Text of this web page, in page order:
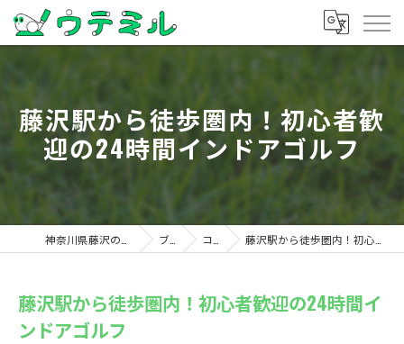
藤沢駅から徒歩圏内！初心者歓
迎の24時間インドアゴルフ
ブログ コラム 藤沢駅から徒歩圏内！初心者歓迎の24時間インドアゴルフ
藤沢駅から徒歩圏内！初心者歓迎の24時間イ
ンドアゴルフ